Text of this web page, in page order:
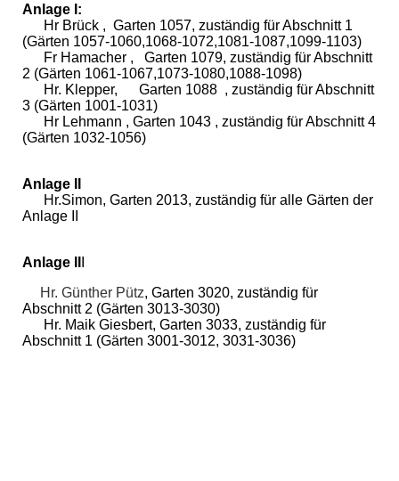
Anlage I:
Hr Brück , Garten 1057, zuständig für Abschnitt 1
(Gärten 1057-1060,1068-1072,1081-1087,1099-1103)
Fr Hamacher , Garten 1079, zuständig für Abschnitt
2 (Gärten 1061-1067,1073-1080,1088-1098)
Hr. Klepper, Garten 1088 , zuständig für Abschnitt
3 (Gärten 1001-1031)
Hr Lehmann , Garten 1043 , zuständig für Abschnitt 4
(Gärten 1032-1056)
Anlage II
Hr.Simon, Garten 2013, zuständig für alle Gärten der
Anlage II
Anlage II
Hr. Günther Pütz, Garten 3020, zuständig für
Abschnitt 2 (Gärten 3013-3030)
Hr. Maik Giesbert, Garten 3033, zuständig für
Abschnitt 1 (Gärten 3001-3012, 3031-3036)